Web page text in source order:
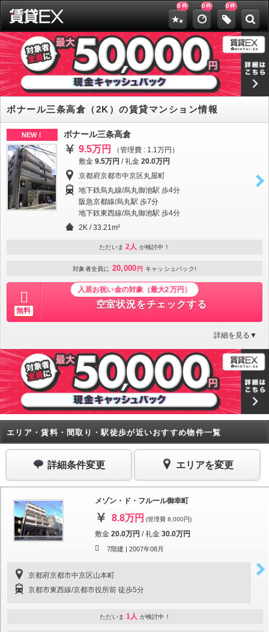
0 件 0件 0件
ボナール三条高倉（2K）の賃貸マンション情報
NEW！ ボナール三条高倉
9.5万円
（管理費 : 1.1万円）
敷金 9.5万円 /礼金 20.0万円
京都府京都市中京区丸屋町
地下鉄烏丸線/烏丸御池駅 歩4分
阪急京都線/烏丸駅 歩7分
地下鉄東西線/烏丸御池駅 歩4分
2K / 33.21m²
ただいま 2人 が検討中！
対象者全員に 20,000 円 キャッシュバック!
無料
入居お祝い金の対象（最大2万円）
空室状況をチェックする
詳細を見る▼
エリア・賃料・間取り・駅徒歩が近いおすすめ物件一覧
詳細条件変更 エリアを変更
メゾン・ド・フルール御幸町
8.8万円 (管理費 8,000円)
敷金 20.0万円 /礼金 30.0万円
7階建 | 2007年08月
京都府京都市中京区山本町
京都市東西線/京都市役所前 徒歩5分
ただいま 1人 が検討中！